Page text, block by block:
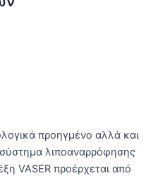
προηγμένο αλλά και
λιποαναρρόφησης
VASER προέρχεται από